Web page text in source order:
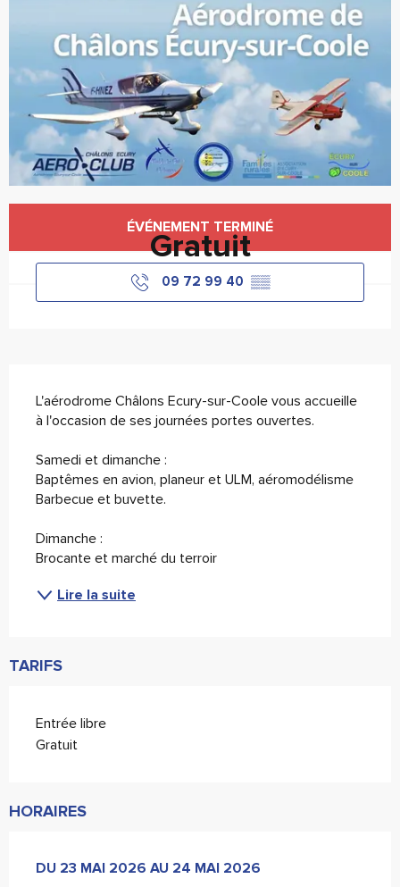
Ouverture et coordonnées
ÉVÉNEMENT TERMINÉ
Gratuit
09 72 99 40 ▒▒
L'aérodrome Châlons Ecury-sur-Coole vous accueille
à l'occasion de ses journées portes ouvertes.
Samedi et dimanche :
Baptêmes en avion, planeur et ULM, aéromodélisme
Barbecue et buvette.
Dimanche :
Brocante et marché du terroir
Lire la suite
TARIFS
Entrée libre
Gratuit
HORAIRES
DU 23 MAI 2026 AU 24 MAI 2026
DU 23 MAI 2026 AU 24 MAI 2026